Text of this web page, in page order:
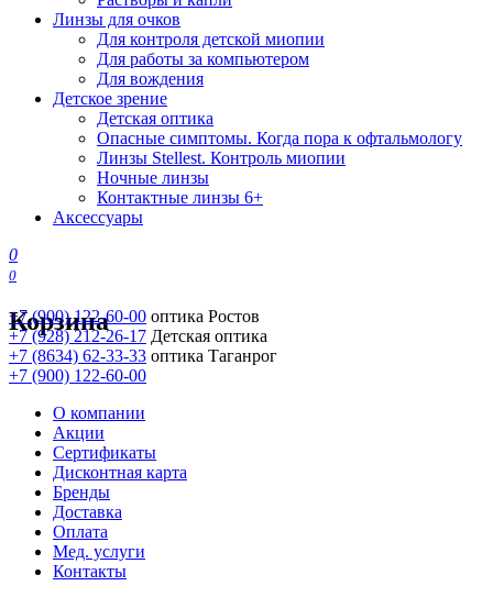
Линзы для очков
Для контроля детской миопии
Для работы за компьютером
Для вождения
Детское зрение
Детская оптика
Опасные симптомы. Когда пора к офтальмологу
Линзы Stellest. Контроль миопии
Ночные линзы
Контактные линзы 6+
Аксессуары
0
0
Корзина
+7 (900) 122-60-00 оптика Ростов
+7 (928) 212-26-17 Детская оптика
+7 (8634) 62-33-33 оптика Таганрог
+7 (900) 122-60-00
О компании
Акции
Сертификаты
Дисконтная карта
Бренды
Доставка
Оплата
Мед. услуги
Контакты